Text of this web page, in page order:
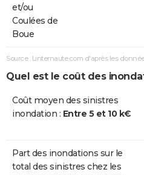
et/ou
Coulées de
Boue
Source : Linternaute.com d'après les
Quel est le coût des
Coût moyen des sinistres
inondation : Entre 5 et 10 k€
Part des inondations sur le
total des sinistres chez les